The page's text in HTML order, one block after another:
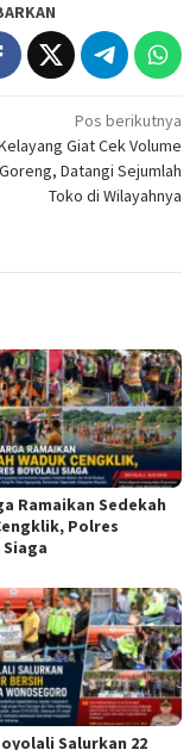
Pos berikutnya
Giat Cek Volume
Datangi Sejumlah
Toko di Wilayahnya
Ramaikan Sedekah
Polres
Salurkan 22